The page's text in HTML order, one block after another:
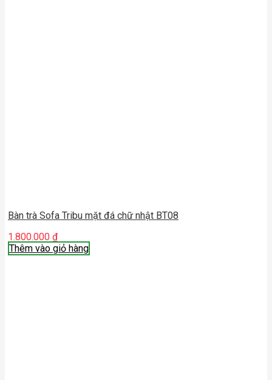
Bàn trà Sofa Tribu mặt đá chữ nhật BT08
1.800.000 ₫
Thêm vào giỏ hàng